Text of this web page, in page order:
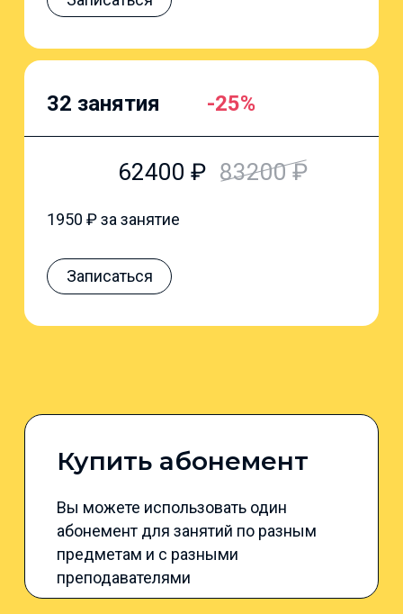
32 занятия -25%
62400 ₽ 83200₽
1950 ₽ за занятие
Записаться
Купить абонемент
Вы можете использовать один
абонемент для занятий по разным
предметам и с разными
преподавателями